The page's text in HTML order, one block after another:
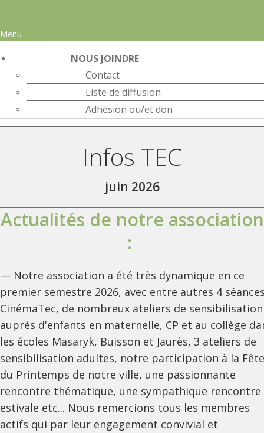
Menu
NOUS JOINDRE
Contact
Liste de diffusion
Adhésion ou/et don
Infos TEC
juin 2026
Actualités de notre association
:
— Notre association a été très dynamique en ce
premier semestre 2026, avec entre autres 4
CinémaTec, de nombreux ateliers de sensibilisation
auprès d'enfants en maternelle, CP et au collège
les écoles Masaryk, Buisson et Jaurès, 3 ateliers de
sensibilisation adultes, notre participation à la Fête
du Printemps de notre ville, une passionnante
rencontre thématique, une sympathique rencontre
estivale etc... Nous remercions tous les membres
actifs qui par leur engagement convivial et